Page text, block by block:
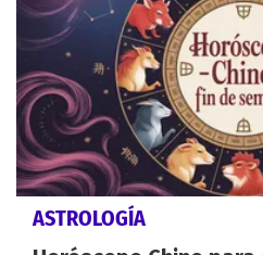
ASTROLOGÍA